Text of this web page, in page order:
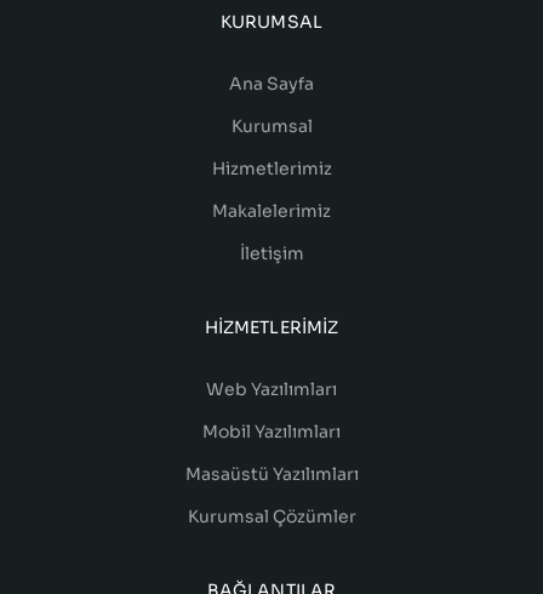
KURUMSAL
Ana Sayfa
Kurumsal
Hizmetlerimiz
Makalelerimiz
İletişim
HIZMETLERIMIZ
Web Yazılımları
Mobil Yazılımları
Masaüstü Yazılımları
Kurumsal Çözümler